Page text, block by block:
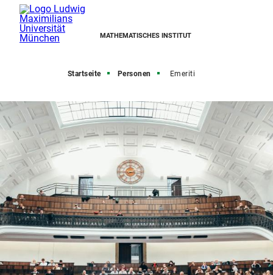
MATHEMATISCHES INSTITUT
Startseite Personen Emeriti